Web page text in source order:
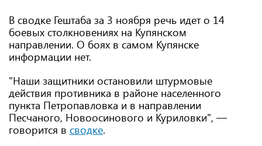
В сводке Гештаба за 3 ноября речь идет о 14
боевых столкновениях на Купянском
направлении. О боях в самом Купянске
информации нет.
"Наши защитники остановили штурмовые
действия противника в районе населенного
пункта Петропавловка и в направлении
Песчаного, Новоосинового и Куриловки", —
говорится в сводке.